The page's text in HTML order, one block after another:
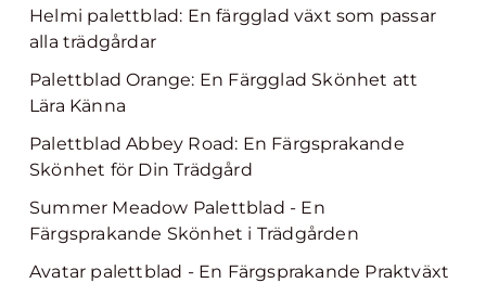
Helmi palettblad: En färgglad växt som passar
alla trädgårdar
Palettblad Orange: En Färgglad Skönhet att
Lära Känna
Palettblad Abbey Road: En Färgsprakande
Skönhet för Din Trädgård
Summer Meadow Palettblad - En
Färgsprakande Skönhet i Trädgården
Avatar palettblad - En Färgsprakande Praktväxt